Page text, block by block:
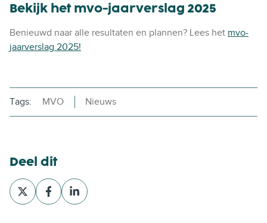
Bekijk het mvo-jaarverslag 2025
Benieuwd naar alle resultaten en plannen? Lees het mvo-
jaarverslag 2025!
Tags: MVO Nieuws
Deel dit
D
e
D
e
D
e